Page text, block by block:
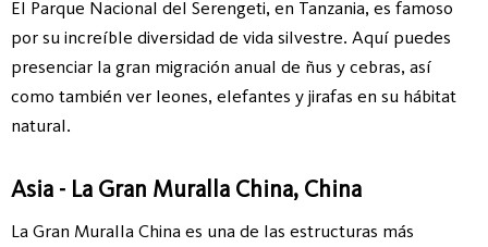
El Parque Nacional del Serengeti, en Tanzania, es famoso
por su increíble diversidad de vida silvestre. Aquí puedes
presenciar la gran migración anual de ñus y cebras, así
como también ver leones, elefantes y jirafas en su hábitat
natural.
Asia - La Gran Muralla China, China
La Gran Muralla China es una de las estructuras más